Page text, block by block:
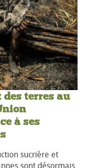
terres au
à ses
sucrière et
sont désormais